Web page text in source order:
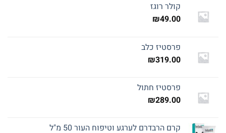
קולר רוגז
₪49.00
פרסטיז כלב
₪319.00
פרסטיז חתול
₪289.00
קרם הרבדרם לערגע וטיפוח העור 50 מ"ל